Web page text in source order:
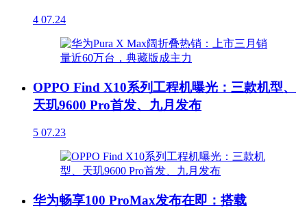
4 07.24
OPPO Find X10系列工程机曝光：三款机型、
天玑9600 Pro首发、九月发布
5 07.23
华为畅享100 ProMax发布在即：搭载